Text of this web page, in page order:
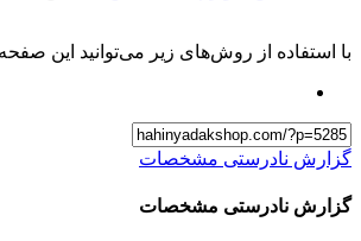
با استفاده از روش‌های زیر می‌توانید این
گزارش نادرستی مشخصات
گزارش نادرستی مشخصات